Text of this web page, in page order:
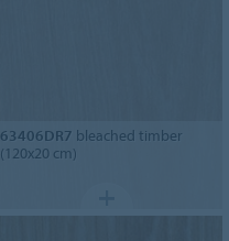
63406DR7 bleached timber
(120x20 cm)